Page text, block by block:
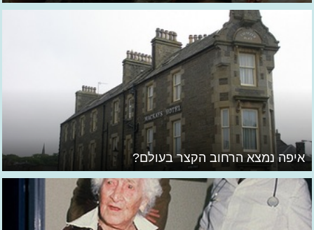
איפה נמצא הרחוב הקצר בעולם?